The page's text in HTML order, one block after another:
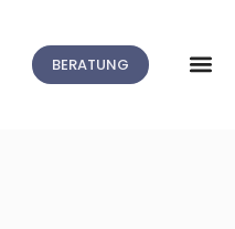
BERATUNG